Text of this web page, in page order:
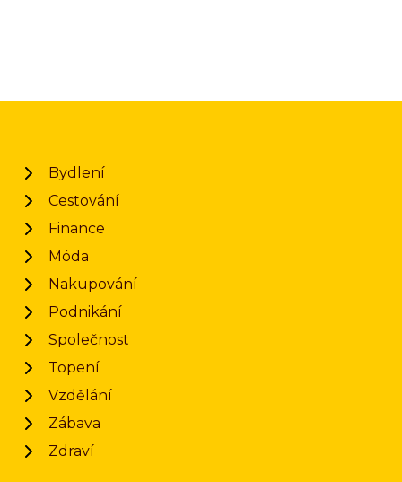
Bydlení
Cestování
Finance
Móda
Nakupování
Podnikání
Společnost
Topení
Vzdělání
Zábava
Zdraví